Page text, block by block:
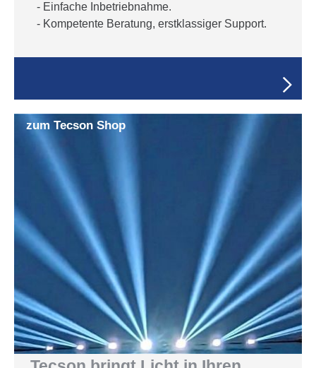
- Einfache Inbetriebnahme.
- Kompetente Beratung, erstklassiger Support.
zum Tecson Shop